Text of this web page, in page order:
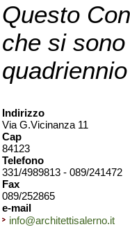
Questo
che si
Indirizzo
Via G.Vicinanza 11
Cap
84123
Telefono
331/4989813 - 089/241472
Fax
089/252865
e-mail
info@architettisalerno.it